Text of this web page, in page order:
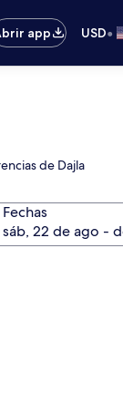
app
USD•
de Dajla
Fechas